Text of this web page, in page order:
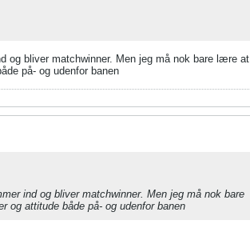
og bliver matchwinner. Men jeg må nok bare lære at
på- og udenfor banen
ind og bliver matchwinner. Men jeg må nok bare
og attitude både på- og udenfor banen